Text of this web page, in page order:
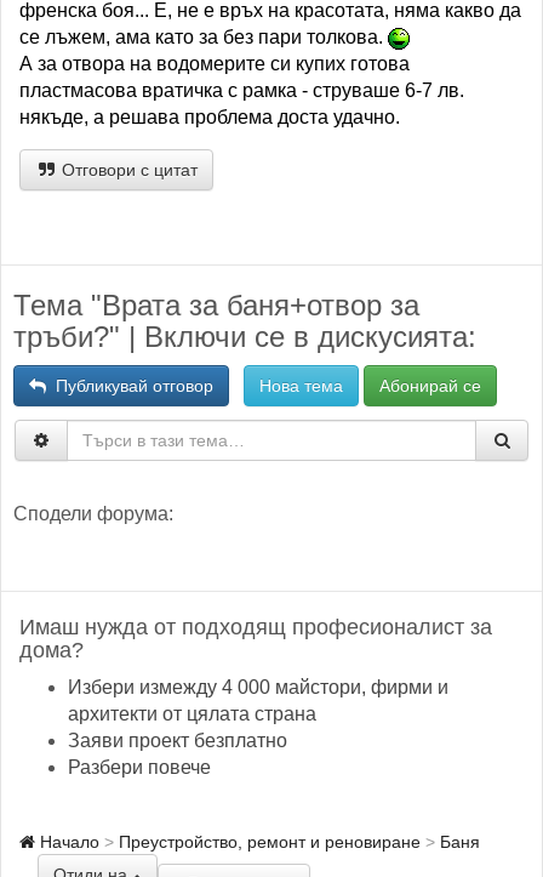
френска боя... Е, не е връх на красотата, няма какво да
се лъжем, ама като за без пари толкова.
А за отвора на водомерите си купих готова
пластмасова вратичка с рамка - струваше 6-7 лв.
някъде, а решава проблема доста удачно.
Отговори с цитат
Тема "Врата за баня+отвор за
тръби?" | Включи се в дискусията:
Публикувай отговор Нова тема Абонирай се
Сподели форума:
Имаш нужда от подходящ професионалист за
дома?
Избери измежду 4 000 майстори, фирми и
архитекти от цялата страна
Заяви проект безплатно
Разбери повече
Начало Преустройство, ремонт и реновиране
Баня